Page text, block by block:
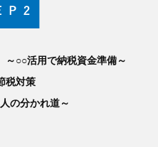
○○活用で納税資金準備～
税対策
の分かれ道～